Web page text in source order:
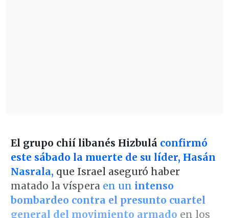
El grupo chií libanés Hizbulá confirmó
este sábado la muerte de su líder, Hasán
Nasrala, que Israel aseguró haber
matado la víspera en un intenso
bombardeo contra el presunto cuartel
general del movimiento armado en los